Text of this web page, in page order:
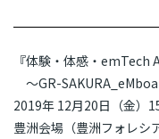
『体験・体感・emTech
～GR-
2019年 12月20日（金）
豊洲会場（豊洲フォレシア